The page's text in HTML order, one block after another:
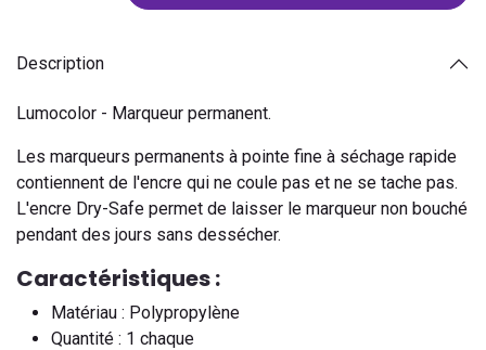
Description
Lumocolor - Marqueur permanent.
Les marqueurs permanents à pointe fine à séchage rapide
contiennent de l'encre qui ne coule pas et ne se tache pas.
L'encre Dry-Safe permet de laisser le marqueur non bouché
pendant des jours sans dessécher.
Caractéristiques :
Matériau : Polypropylène
Quantité : 1 chaque